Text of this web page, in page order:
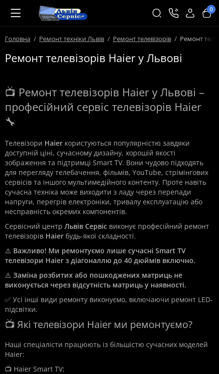
0
Головна Ремонт техніки Львів Ремонт телевізорів Ремонт
Ремонт телевізорів Haier у Львові
📺 Ремонт телевізорів Haier у Львові –
професійний сервіс телевізорів Haier
🔧
Телевізори Haier користуються популярністю завдяки
доступній ціні, сучасному дизайну, хорошій якості
зображення та підтримці Smart TV. Вони чудово підходять
для перегляду телебачення, фільмів, YouTube, стрімінгових
сервісів та іншого мультимедійного контенту. Проте навіть
сучасна техніка може виходити з ладу через перепади
напруги, перегрів електроніки, тривалу експлуатацію або
несправність окремих компонентів.
Сервісний центр Львів Сервіс виконує професійний ремонт
телевізорів Haier будь-якої складності.
⚠️ Важливо! Ми ремонтуємо лише сучасні Smart TV
телевізори Haier з діагоналлю до 40 дюймів включно.
⚠️ Заміна розбитих або пошкоджених матриць не
виконується через відсутність матриць у наявності.
✅ Усі інші види ремонту виконуємо, включаючи ремонт LED-
підсвітки.
📺 Які телевізори Haier ми ремонтуємо?
Наші спеціалісти працюють із більшістю сучасних моделей
Haier:
📺 Haier Smart TV;